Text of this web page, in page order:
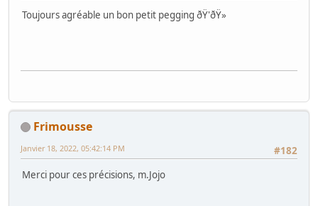
Toujours agréable un bon petit pegging ðŸ'ðŸ»
Frimousse
#182
Janvier 18, 2022, 05:42:14 PM
Merci pour ces précisions, m.Jojo